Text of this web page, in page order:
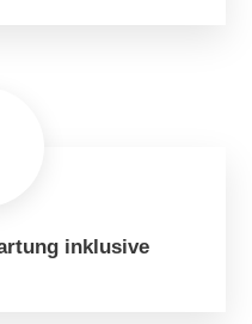
inklusive